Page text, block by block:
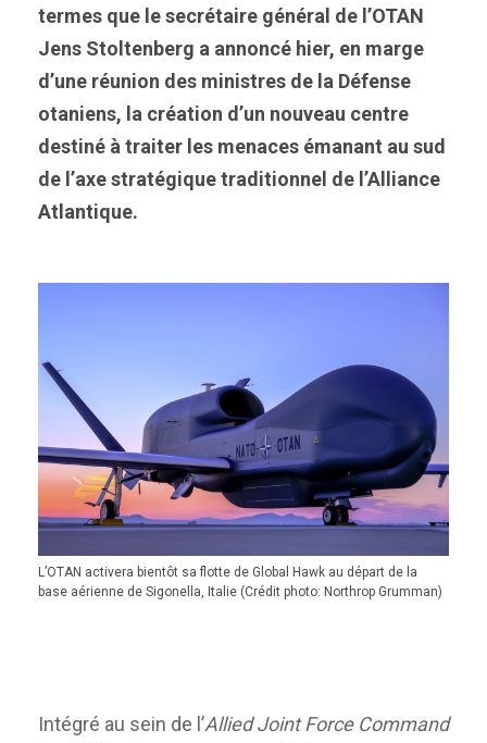
termes que le secrétaire général de l’OTAN
Jens Stoltenberg a annoncé hier, en marge
d’une réunion des ministres de la Défense
otaniens, la création d’un nouveau centre
destiné à traiter les menaces émanant au sud
de l’axe stratégique traditionnel de l’Alliance
Atlantique.
L’OTAN activera bientôt sa flotte de Global Hawk au départ de la
base aérienne de Sigonella, Italie (Crédit photo: Northrop Grumman)
Intégré au sein de l’Allied Joint Force Command